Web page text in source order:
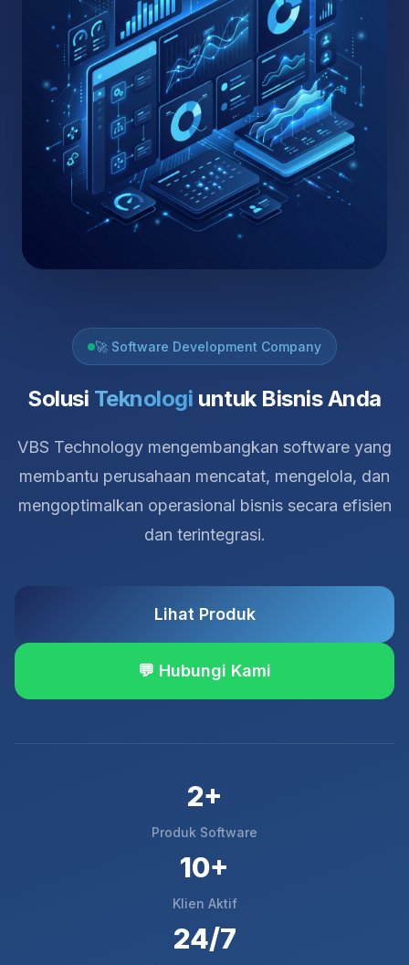
🚀 Software Development Company
Solusi Teknologi untuk Bisnis Anda
VBS Technology mengembangkan software yang
membantu perusahaan mencatat, mengelola, dan
mengoptimalkan operasional bisnis secara efisien
dan terintegrasi.
Lihat Produk
💬 Hubungi Kami
2+
Produk Software
10+
Klien Aktif
24/7